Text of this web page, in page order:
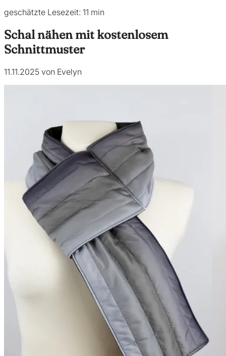
geschätzte Lesezeit: 11 min
Schal nähen mit kostenlosem
Schnittmuster
11.11.2025 von Evelyn